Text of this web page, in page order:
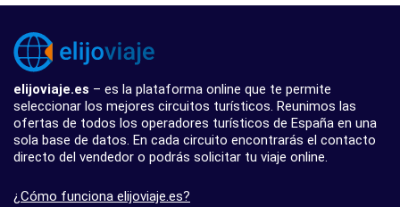
elijoviaje.es – es la plataforma online que te permite
seleccionar los mejores circuitos turísticos. Reunimos las
ofertas de todos los operadores turísticos de España en una
sola base de datos. En cada circuito encontrarás el contacto
directo del vendedor o podrás solicitar tu viaje online.
¿Cómo funciona elijoviaje.es?